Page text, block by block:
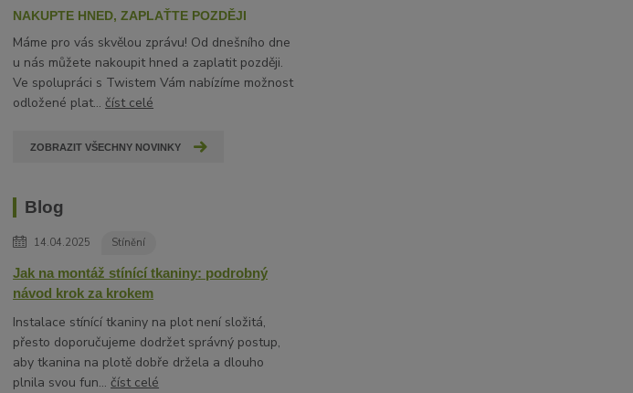
NAKUPTE HNED, ZAPLAŤTE POZDĚJI
Máme pro vás skvělou zprávu! Od dnešního dne
u nás můžete nakoupit hned a zaplatit později.
Ve spolupráci s Twistem Vám nabízíme možnost
odložené plat...číst celé
ZOBRAZIT VŠECHNY NOVINKY
Blog
14.04.2025 Stínění
Jak na montáž stínící tkaniny: podrobný
návod krok za krokem
Instalace stínící tkaniny na plot není složitá,
přesto doporučujeme dodržet správný postup,
aby tkanina na plotě dobře držela a dlouho
plnila svou fun...číst celé